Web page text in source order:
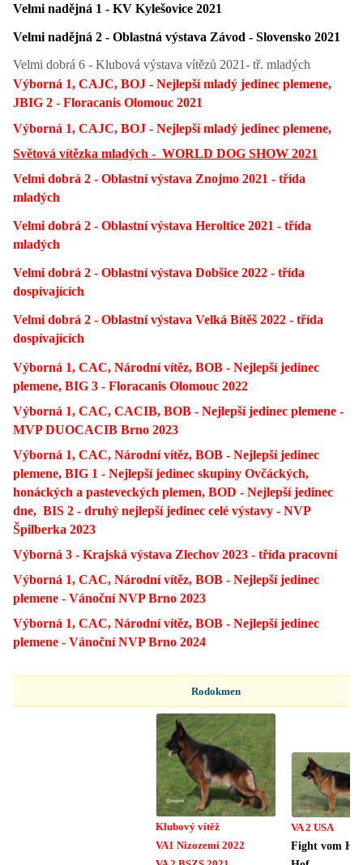
Velmi nadějná 1 - KV Kylešovice 2021
Velmi nadějná 2 - Oblastná výstava Závod - Slovensko 2021
Velmi dobrá 6 - Klubová výstava vítězů 2021- tř. mladých
Výborná 1, CAJC, BOJ - Nejlepší mladý jedinec plemene,
JBIG 2 - Floracanis Olomouc 2021
Výborná 1, CAJC, BOJ - Nejlepší mladý jedinec plemene,
Světová vítězka mladých - WORLD DOG SHOW 2021
Velmi dobrá 2 - Oblastní výstava Znojmo 2021 - třída
mladých
Velmi dobrá 2 - Oblastní výstava Heroltice 2021 - třída
mladých
Velmi dobrá 2 - Oblastní výstava Dobšice 2022 - třída
dospívajících
Velmi dobrá 2 - Oblastní výstava Velká Bítěš 2022 - třída
dospívajících
Výborná 1, CAC, Národní vítěz, BOB - Nejlepší jedinec
plemene, BIG 3 - Floracanis Olomouc 2022
Výborná 1, CAC, CACIB, BOB - Nejlepší jedinec plemene -
MVP DUOCACIB Brno 2023
Výborná 1, CAC, Národní vítěz, BOB - Nejlepší jedinec
plemene, BIG 1 - Nejlepší jedinec skupiny Ovčáckých,
honáckých a pasteveckých plemen, BOD - Nejlepší jedinec
dne, BIS 2 - druhý nejlepší jedinec celé výstavy - NVP
Špilberka 2023
Výborná 3 - Krajská výstava Zlechov 2023 - třída pracovní
Výborná 1, CAC, Národní vítěz, BOB - Nejlepší jedinec
plemene - Vánoční NVP Brno 2023
Výborná 1, CAC, Národní vítěz, BOB - Nejlepší jedinec
plemene - Vánoční NVP Brno 2024
Rodokmen
Klubový vítěž
VA1 Nizozemí 2022
VA 2 USA
Fight vom